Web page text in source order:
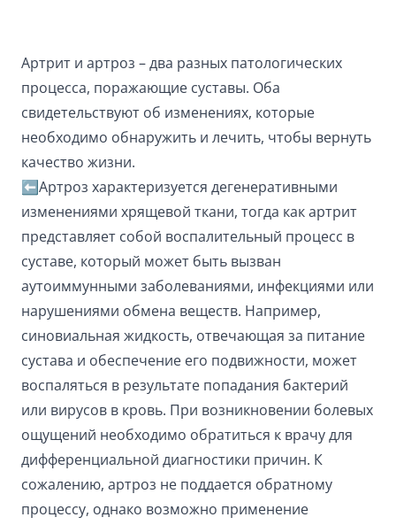
Артрит и артроз – два разных патологических
процесса, поражающие суставы. Оба
свидетельствуют об изменениях, которые
необходимо обнаружить и лечить, чтобы вернуть
качество жизни.
⬅️Артроз характеризуется дегенеративными
изменениями хрящевой ткани, тогда как артрит
представляет собой воспалительный процесс в
суставе, который может быть вызван
аутоиммунными заболеваниями, инфекциями или
нарушениями обмена веществ. Например,
синовиальная жидкость, отвечающая за питание
сустава и обеспечение его подвижности, может
воспаляться в результате попадания бактерий
или вирусов в кровь. При возникновении болевых
ощущений необходимо обратиться к врачу для
дифференциальной диагностики причин. К
сожалению, артроз не поддается обратному
процессу, однако возможно применение